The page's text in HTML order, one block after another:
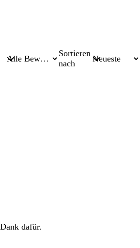
Sortieren
nach
dafür.